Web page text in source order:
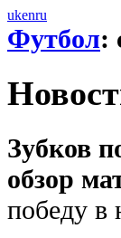
ukenru
Футбол:
Зубков
обзор
победу в